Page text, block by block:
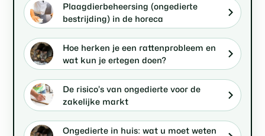
Plaagdierbeheersing (ongedierte
bestrijding) in de horeca
Hoe herken je een rattenprobleem en
wat kun je ertegen doen?
De risico’s van ongedierte voor de
zakelijke markt
Ongedierte in huis: wat u moet weten